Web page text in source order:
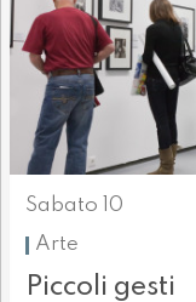
Sabato 10
Arte
Piccoli gesti